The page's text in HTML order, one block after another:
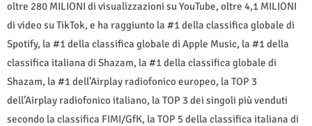
oltre 280 MILIONI di visualizzazioni su YouTube, oltre 4,1 MILIONI
di video su TikTok, e ha raggiunto la #1 della classifica globale di
Spotify, la #1 della classifica globale di Apple Music, la #1 della
classifica italiana di Shazam, la #1 della classifica globale di
Shazam, la #1 dell’Airplay radiofonico europeo, la TOP 3
dell’Airplay radiofonico italiano, la TOP 3 dei singoli più venduti
secondo la classifica FIMI/GfK, la TOP 5 della classifica italiana di